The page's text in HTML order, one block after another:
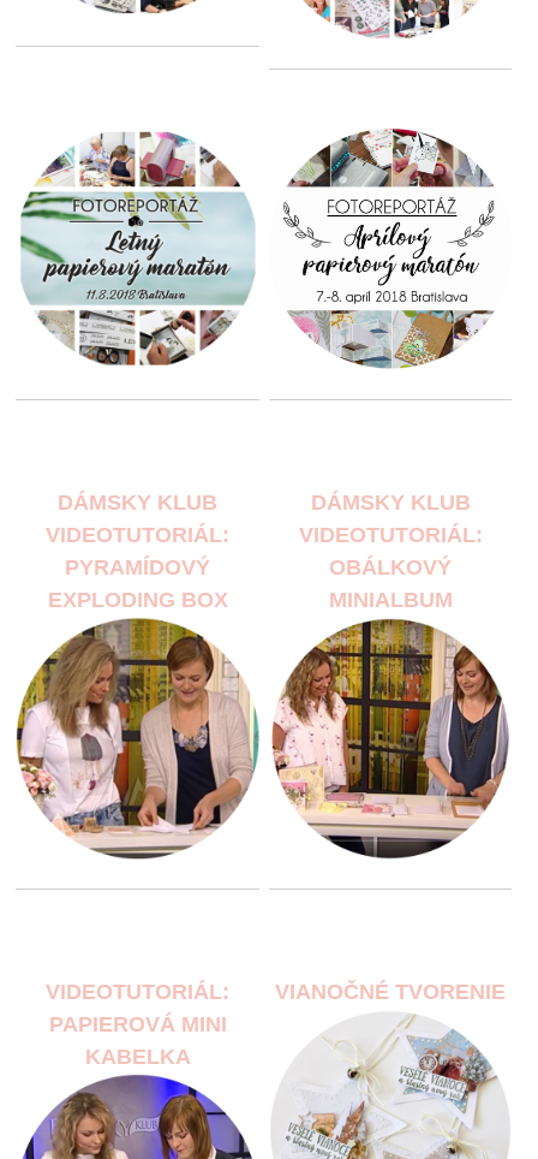
DÁMSKY KLUB
VIDEOTUTORIÁL:
PYRAMÍDOVÝ
EXPLODING BOX
DÁMSKY KLUB
VIDEOTUTORIÁL:
OBÁLKOVÝ
MINIALBUM
VIDEOTUTORIÁL:
PAPIEROVÁ MINI
KABELKA
VIANOČNÉ TVORENIE